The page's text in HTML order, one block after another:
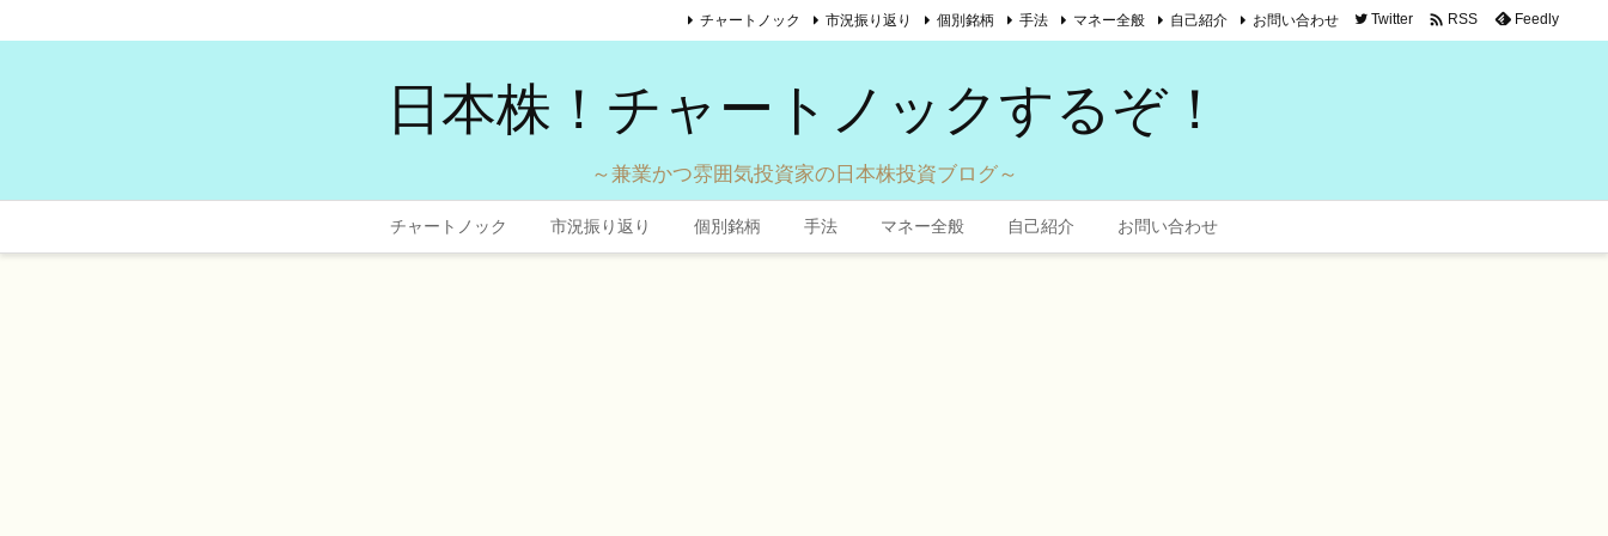
日本株！チャートノックするぞ！
～兼業かつ雰囲気投資家の日本株投資ブログ～
チャートノック 市況振り返り 個別銘柄 手法 マネー全般 自己紹介 お問い合わせ
チャートノック 市況振り返り 個別銘柄 手法 マネー全般 自己紹介 お問い合わせ Twitter  RSS Feedly